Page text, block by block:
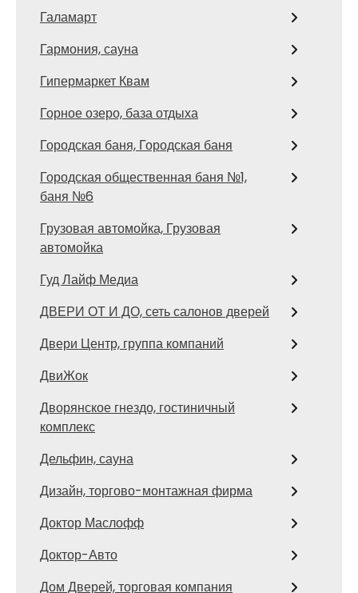
Галамарт
Гармония, сауна
Гипермаркет Квам
Горное озеро, база отдыха
Городская баня, Городская баня
Городская общественная баня №1,
баня №6
Грузовая автомойка, Грузовая
автомойка
Гуд Лайф Медиа
ДВЕРИ ОТ И ДО, сеть салонов дверей
Двери Центр, группа компаний
ДвиЖок
Дворянское гнездо, гостиничный
комплекс
Дельфин, сауна
Дизайн, торгово-монтажная фирма
Доктор Маслофф
Доктор-Авто
Дом Дверей, торговая компания